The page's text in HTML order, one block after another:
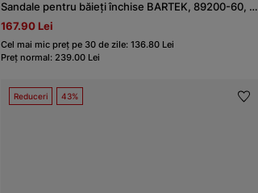
Sandale pentru băieți închise BARTEK, 89200-60, gri-bleumarin
167.90 Lei
Cel mai mic preț pe 30 de zile: 136.80 Lei
Preț normal: 239.00 Lei
Reduceri 43%